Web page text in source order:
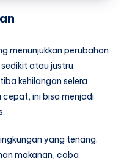
menunjukkan perubahan
atau justru
kehilangan selera
ini bisa menjadi
yang tenang.
makanan, coba